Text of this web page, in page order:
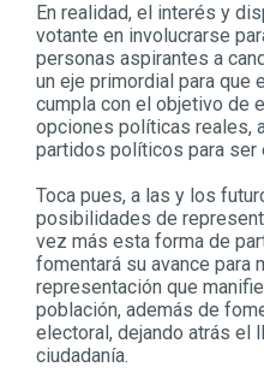
En realidad, el interés y
votante en involucrarse
personas aspirantes a
un eje primordial para que
cumpla con el objetivo de
opciones políticas reales,
partidos políticos para ser
Toca pues, a las y los
posibilidades de
vez más esta forma de
fomentará su avance para
representación que
población, además de
electoral, dejando atrás el
ciudadanía.